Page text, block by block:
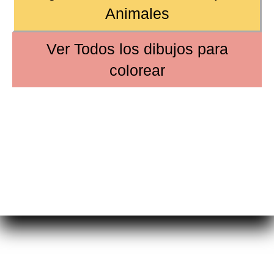
Animales
Ver Todos los dibujos para
colorear